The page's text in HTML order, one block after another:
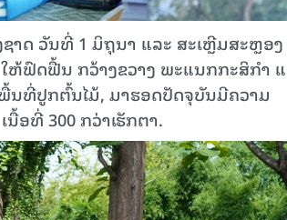
າດ ວັນທີ່ 1 ມິຖຸນາ ແລະ ສະເຫຼີມສະຫຼອ
ຫ້ຟົດຟື້ນ ກວ້າງຂວາງ ພະແນກກະສິກຳ
ນທີ່ປູກຕົ້ນໄມ້, ມາຮອດປັດຈຸບັນມີຄວາມ
ອທີ່ 300 ກວ່າເຮັກຕາ.